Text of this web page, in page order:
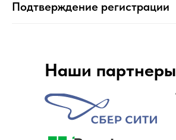
Подтверждение регистрации
Наши партнеры